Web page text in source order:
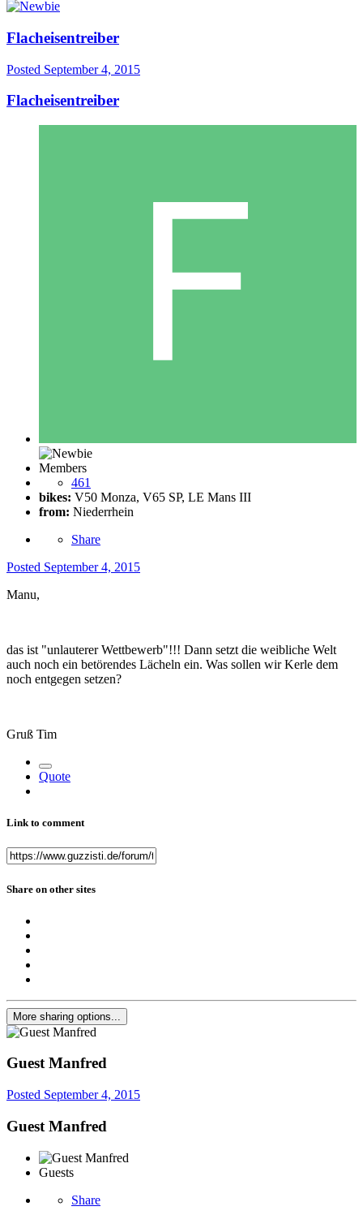
Flacheisentreiber
Posted September 4, 2015
Flacheisentreiber
Members
461
bikes: V50 Monza, V65 SP, LE Mans III
from: Niederrhein
Share
Posted September 4, 2015
Manu,
das ist "unlauterer Wettbewerb"!!! Dann setzt die weibliche Welt
auch noch ein betörendes Lächeln ein. Was sollen wir Kerle dem
noch entgegen setzen?
Gruß Tim
Quote
Link to comment
Share on other sites
More sharing options...
Guest Manfred
Posted September 4, 2015
Guest Manfred
Guests
Share